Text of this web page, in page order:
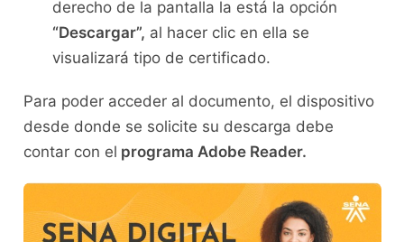
derecho de la pantalla la está la opción
“Descargar”, al hacer clic en ella se
visualizará tipo de certificado.
Para poder acceder al documento, el dispositivo
desde donde se solicite su descarga debe
contar con el programa Adobe Reader.